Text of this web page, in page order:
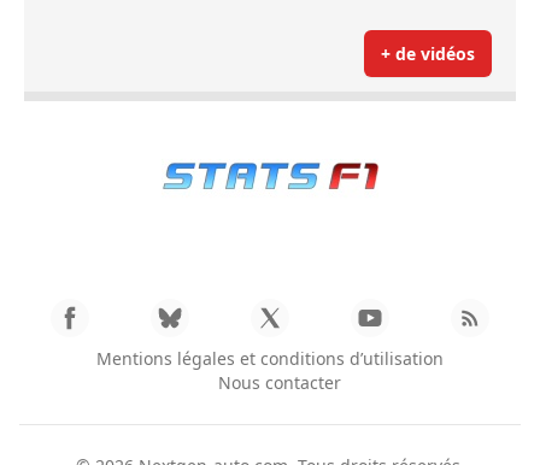
+ de vidéos
Mentions légales et conditions d’utilisation
Nous contacter